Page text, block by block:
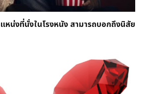
หน่งที่นั่งในโรงหนัง สามารถบอกถึงนิสัย